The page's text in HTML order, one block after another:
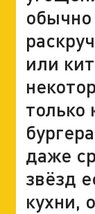
или
только
даже
звёзд
кухни,